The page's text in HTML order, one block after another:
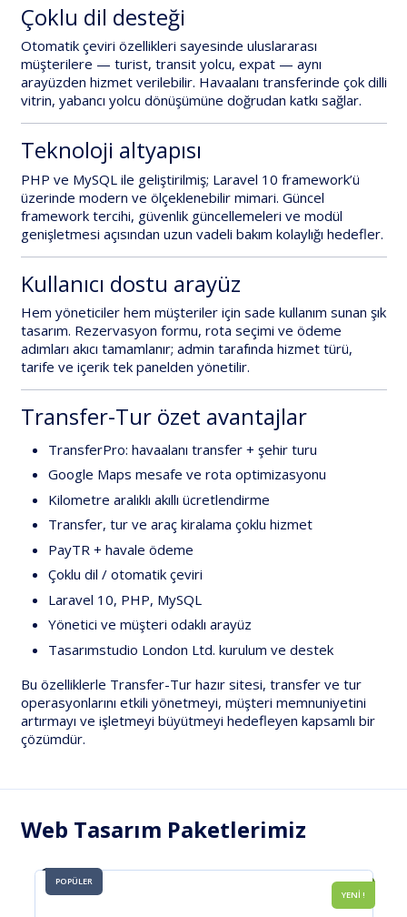
Çoklu dil desteği
Otomatik çeviri özellikleri sayesinde uluslararası
müşterilere — turist, transit yolcu, expat — aynı
arayüzden hizmet verilebilir. Havaalanı transferinde çok dilli
vitrin, yabancı yolcu dönüşümüne doğrudan katkı sağlar.
Teknoloji altyapısı
PHP ve MySQL ile geliştirilmiş; Laravel 10 framework’ü
üzerinde modern ve ölçeklenebilir mimari. Güncel
framework tercihi, güvenlik güncellemeleri ve modül
genişletmesi açısından uzun vadeli bakım kolaylığı hedefler.
Kullanıcı dostu arayüz
Hem yöneticilerhem müşterileriçin sade kullanım sunan şık
tasarım. Rezervasyon formu, rota seçimi ve ödeme
adımları akıcı tamamlanır; admin tarafında hizmet türü,
tarife ve içerik tek panelden yönetilir.
Transfer-Tur özet avantajlar
TransferPro: havaalanı transfer + şehir turu
Google Maps mesafe ve rota optimizasyonu
Kilometre aralıklı akıllı ücretlendirme
Transfer, tur ve araç kiralama çoklu hizmet
PayTR + havale ödeme
Çoklu dil / otomatik çeviri
Laravel 10, PHP, MySQL
Yönetici ve müşteri odaklı arayüz
Tasarımstudio London Ltd. kurulum ve destek
Bu özelliklerle Transfer-Tur hazır sitesi, transfer ve tur
operasyonlarını etkili yönetmeyi, müşteri memnuniyetini
artırmayı ve işletmeyi büyütmeyi hedefleyen kapsamlı bir
çözümdür.
Web Tasarım Paketlerimiz
POPÜLER
100% AÇIK KAYNAK